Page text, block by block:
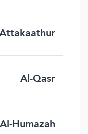
Attakaathur
Al-Qasr
Al-Humazah